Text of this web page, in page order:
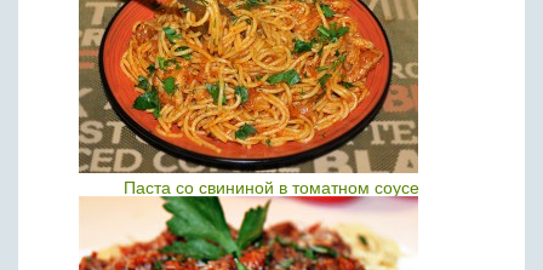
Паста со свининой в томатном соусе